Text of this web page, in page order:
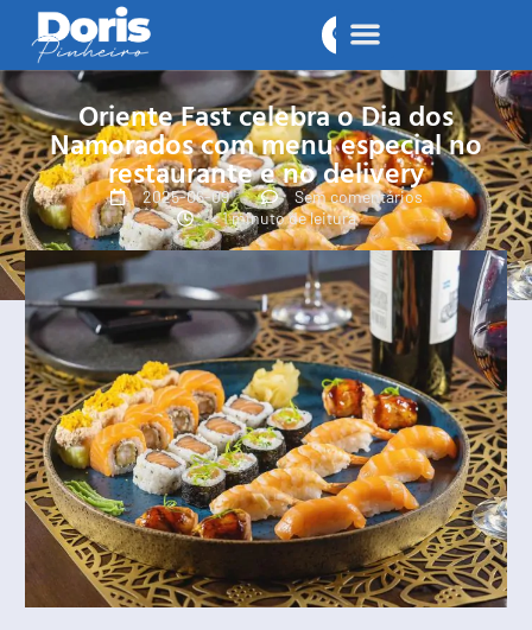
Oriente Fast celebra o Dia dos
Namorados com menu especial no
restaurante e no delivery
2025-06-09
Sem comentários
< 1 minuto de leitura